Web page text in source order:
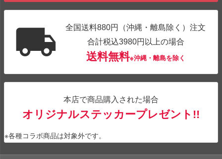
全国送料880円（沖縄・離島除く）注文
合計税込3980円以上の場合
送料無料※沖縄・離島を除く
本店で商品購入された場合
オリジナルステッカープレゼント!!
※各種コラボ商品は対象外です。